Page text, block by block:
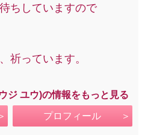
ちしていますので
祈っています。
ジ ユウ)の情報をもっと見る
プロフィール